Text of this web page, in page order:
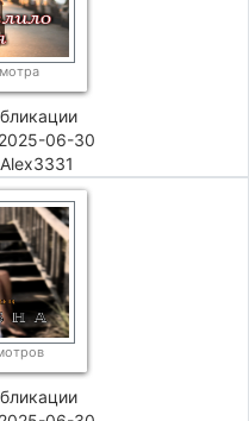
06-30
Alex3331